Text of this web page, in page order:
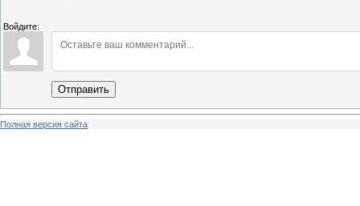
Войдите:
Отправить
Полная версия сайта